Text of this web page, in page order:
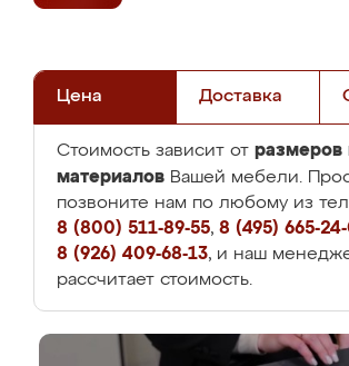
Цена Доставка
Стоимость зависит от размеров
материалов Вашей мебели.
позвоните нам по любому из
8 (800) 511-89-55, 8 (495) 665-
8 (926) 409-68-13, и наш
рассчитает стоимость.